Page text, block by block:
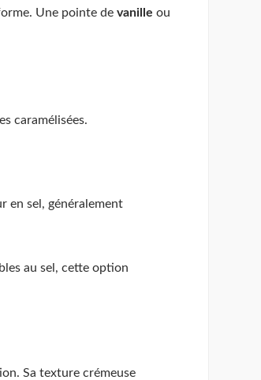
Une pointe de vanille ou
caramélisées.
en sel, généralement
au sel, cette option
Sa texture crémeuse